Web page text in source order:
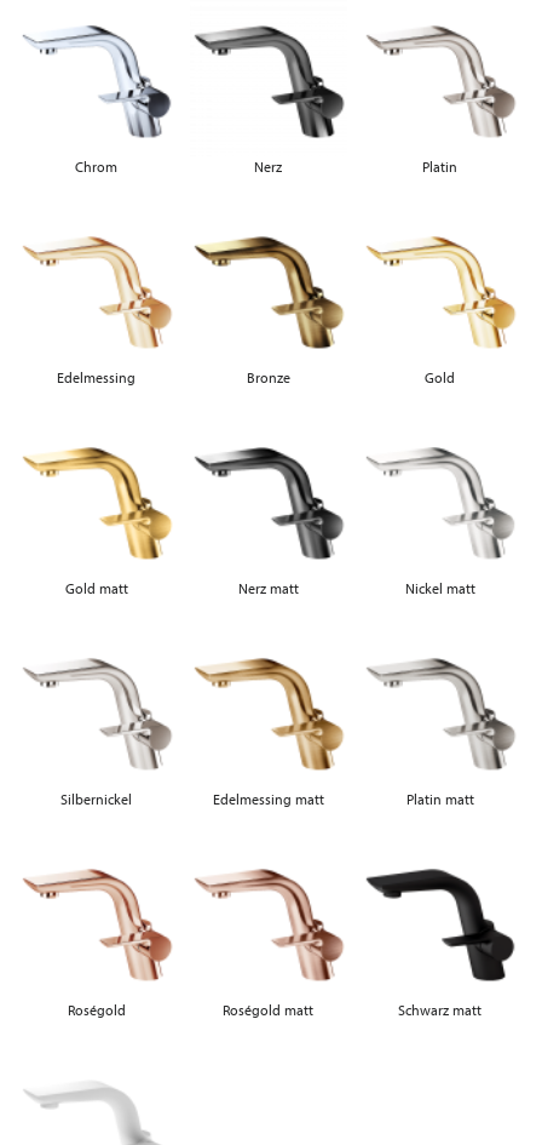
Chrom Nerz Platin
Edelmessing Bronze Gold
Gold matt Nerz matt Nickel matt
Silbernickel Edelmessing matt Platin matt
Roségold Roségold matt Schwarz matt